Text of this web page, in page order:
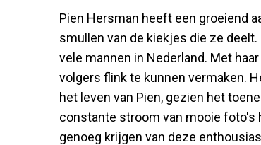
Pien Hersman heeft een groeiend
smullen van de kiekjes die ze
vele mannen in Nederland. Met
volgers flink te kunnen vermaken.
het leven van Pien, gezien het
constante stroom van mooie foto's
genoeg krijgen van deze